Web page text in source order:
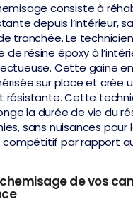
consiste à
depuis l’intérieur,
tranchée. Le
de résine époxy à
Cette gaine
sur place et crée
résistante. Cette
la durée de vie du
sans nuisances
par rapport
de vos